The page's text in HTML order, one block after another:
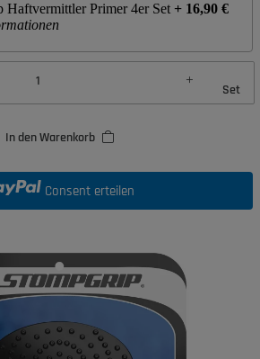
Haftvermittler Primer 4er Set + 16,90 €
Set
In den Warenkorb
Consent erteilen